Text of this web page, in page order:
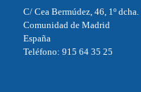
C/ Cea Bermúdez, 46, 1º
Comunidad de Madrid
España
Teléfono: 915 64 35 25